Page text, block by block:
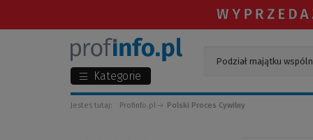
Kategorie
Jesteś tutaj: Profinfo.pl Polski Proces Cywilny